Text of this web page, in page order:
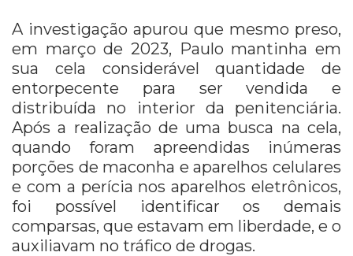
A investigação apurou que mesmo preso,
em março de 2023, Paulo mantinha em
sua cela considerável quantidade de
entorpecente para ser vendida e
distribuída no interior da penitenciária.
Após a realização de uma busca na cela,
quando foram apreendidas inúmeras
porções de maconha e aparelhos celulares
e com a perícia nos aparelhos eletrônicos,
foi possível identificar os demais
comparsas, que estavam em liberdade, e o
auxiliavam no tráfico de drogas.